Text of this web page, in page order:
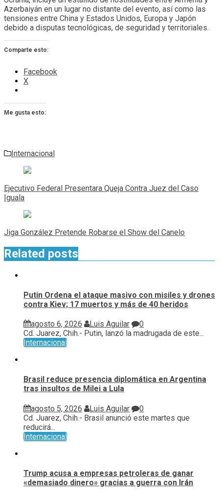
Azerbaiyán en un lugar no distante del evento, así como las
tensiones entre China y Estados Unidos, Europa y Japón
debido a disputas tecnológicas, de seguridad y territoriales.
Comparte esto:
Facebook
X
Me gusta esto:
Internacional
Navegación
de
entradas
Ejecutivo Federal Presentara Queja Contra Juez del Caso
Iguala
Jiga González Pretende Robarse el Show del Canelo
Related posts
Putin Ordena el ataque masivo con misiles y drones
contra Kiev; 17 muertos y más de 40 heridos
agosto 6, 2026 Luis Aguilar
0
Cd. Juarez, Chih.- Putin, lanzó la madrugada de este...
Internacional
Brasil reduce presencia diplomática en Argentina
tras insultos de Milei a Lula
agosto 5, 2026 Luis Aguilar
0
Cd. Juarez, Chih.- Brasil anunció este martes que
reducirá...
Internacional
Trump acusa a empresas petroleras de ganar
«demasiado dinero» gracias a guerra con Irán